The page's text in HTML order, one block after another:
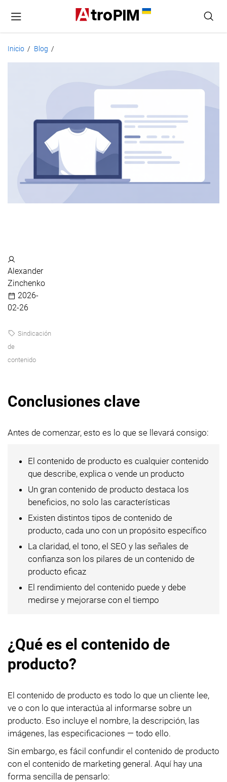
Inicio / Blog /
Producto:
Principiantes
Alexander
Zinchenko
2026-
02-26
Sindicación
de
contenido
Conclusiones clave
Antes de comenzar, esto es lo que se llevará consigo:
El contenido de producto es cualquier contenido
que describe, explica o vende un producto
Un gran contenido de producto destaca los
beneficios, no solo las características
Existen distintos tipos de contenido de
producto, cada uno con un propósito específico
La claridad, el tono, el SEO y las señales de
confianza son los pilares de un contenido de
producto eficaz
El rendimiento del contenido puede y debe
medirse y mejorarse con el tiempo
¿Qué es el contenido de
producto?
El contenido de producto es todo lo que un cliente lee,
ve o con lo que interactúa al informarse sobre un
producto. Eso incluye el nombre, la descripción, las
imágenes, las especificaciones — todo ello.
Sin embargo, es fácil confundir el contenido de producto
con el contenido de marketing general. Aquí hay una
forma sencilla de pensarlo: